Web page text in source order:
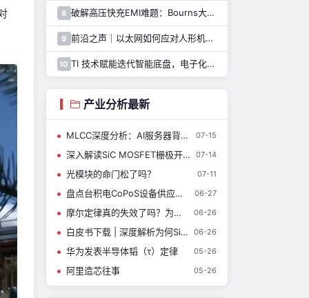
8 破解高压快充EMI难题：Bourns大电流车规电感解决方案
9 前沿之声｜以太网如何应对人形机器人通信挑战—— TI 以太网产品系列助力解决
10 TI 技术赋能迭代智能底盘，电子化重构整车行驶逻辑与驾乘体验
产业分析最新
MLCC深度分析：AI服务器背后的“小电容”，为什么正在被重新定价？ 07-15
深入解读SiC MOSFET栅极开关不稳定性(GSI) 07-14
光模块的命门松了吗？ 07-11
盘点台积电CoPoS设备供应链核心玩家 06-27
摩尔定律真的失效了吗？为什么先进封装成了新的性能杠杆？ 06-26
白皮书下载 | 深度解析为何SiC MOSFET必须构建专属可靠性验证方法？ 06-26
华为发表半导体韬（τ）定律 05-26
阿里造芯往事 05-26